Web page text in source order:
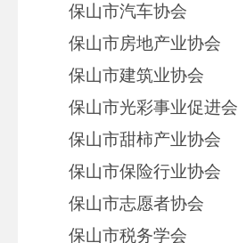
保山市汽车协会
保山市房地产业协会
保山市建筑业协会
保山市光彩事业促进会
保山市甜柿产业协会
保山市保险行业协会
保山市志愿者协会
保山市税务学会